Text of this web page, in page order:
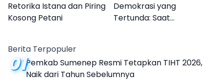
Retorika Istana dan Piring
Kosong Petani
Demokrasi yang
Tertunda: Saat
Berita Terpopuler
01Pemkab Sumenep Resmi Tetapkan TIHT 2026,
Naik dari Tahun Sebelumnya